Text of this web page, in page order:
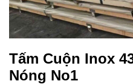
Tấm Cuộn Inox
Nóng No1